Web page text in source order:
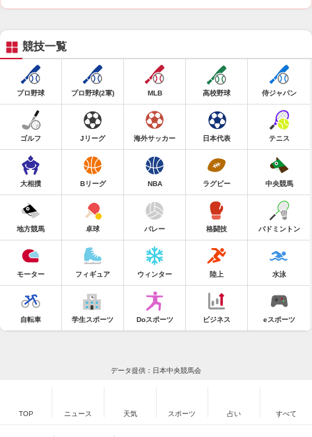
競技一覧
プロ野球 プロ野球(2軍) MLB 高校野球 侍ジャパン
ゴルフ Jリーグ 海外サッカー 日本代表 テニス
大相撲 Bリーグ NBA ラグビー 中央競馬
地方競馬 卓球 バレー 格闘技 バドミントン
モーター フィギュア ウィンター 陸上 水泳
自転車 学生スポーツ Doスポーツ ビジネス eスポーツ
データ提供：日本中央競馬会
TOP ニュース 天気 スポーツ 占い すべて